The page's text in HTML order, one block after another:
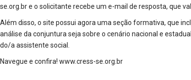
se.org.bre o solicitante recebe um e-mail de resposta, que
Além disso, o site possui agora uma seção formativa, que
análise da conjuntura seja sobre o cenário nacional e
do/a assistente social.
Navegue e confira! www.cress-se.org.br